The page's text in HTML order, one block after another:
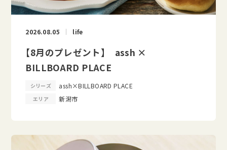
2026.08.05 life
【8月のプレゼント】 assh ×
BILLBOARD PLACE
シリーズ assh×BILLBOARD PLACE
エリア 新潟市